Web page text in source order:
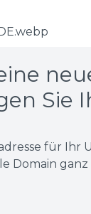
Sie
für Ihr
Domain ganz